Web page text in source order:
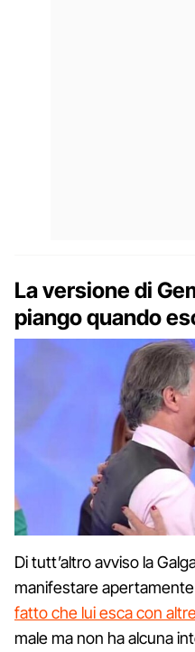
La versione di
piango quando
Di tutt’altro avviso la
manifestare
fatto che lui esca con
male ma non ha alcuna